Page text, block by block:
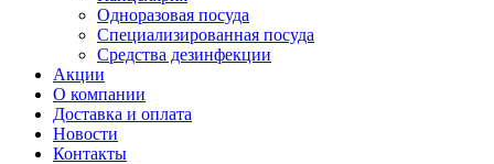
Одноразовая посуда
Специализированная посуда
Средства дезинфекции
Акции
О компании
Доставка и оплата
Новости
Контакты